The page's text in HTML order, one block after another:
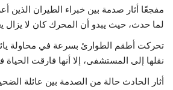
مفجعًا أثار صدمة بين خبراء الطيران الذين
لما حدث، حيث يبدو أن المحرك كان لا يزال
تحركت أطقم الطوارئ بسرعة في محاولة
نقلها إلى المستشفى، إلا أنها فارقت
أثار الحادث حالة من الصدمة بين عائلة